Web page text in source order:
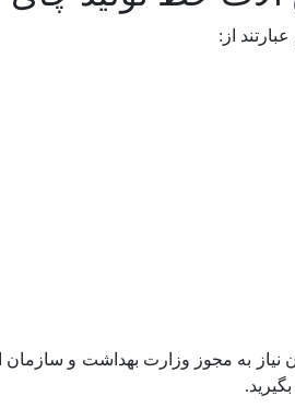
از:
به مجوز وزارت بهداشت و سازمان